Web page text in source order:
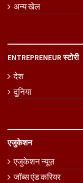
अन्य खेल
ENTREPRENEUR स्टोरी
देश
दुनिया
एजुकेशन
एजुकेशन न्यूज़
जॉब्स एंड करियर